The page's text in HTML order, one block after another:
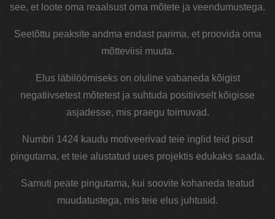
see, et loote oma reaalsust oma mõtete ja veendumustega.
Seetõttu peaksite andma endast parima, et proovida oma
mõtteviisi muuta.
Elus läbilöömiseks on oluline vabaneda kõigist
negatiivsetest mõtetest ja suhtuda positiivselt kõigisse
asjadesse, mis praegu toimuvad.
Numbri 1424 kaudu motiveerivad teie inglid teid pisut
pingutama, et teie alustatud uues projektis edukaks saada.
Samuti peate pingutama, kui soovite kohaneda teatud
muudatustega, mis teie elus juhtusid.